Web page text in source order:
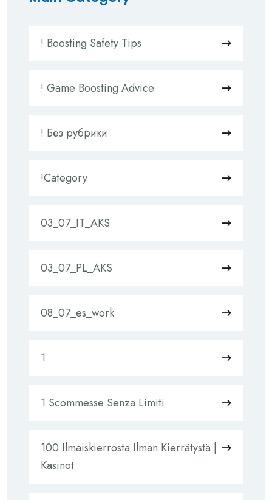
! Boosting Safety Tips
! Game Boosting Advice
! Без рубрики
!Category
03_07_IT_AKS
03_07_PL_AKS
08_07_es_work
1
1 Scommesse Senza Limiti
100 Ilmaiskierrosta Ilman Kierrätystä |
Kasinot